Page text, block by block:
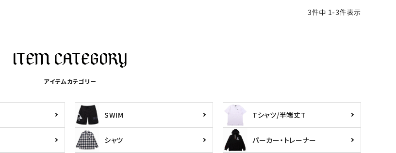
3件中 1-3件表示
アイテムカテゴリー
SWIM Tシャツ/半端丈T
シャツ パーカー・トレーナー